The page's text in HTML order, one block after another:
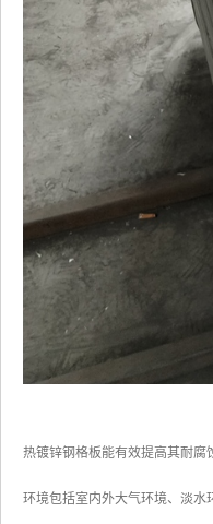
热镀锌钢格板能有效提高其耐腐
环境包括室内外大气环境、淡水